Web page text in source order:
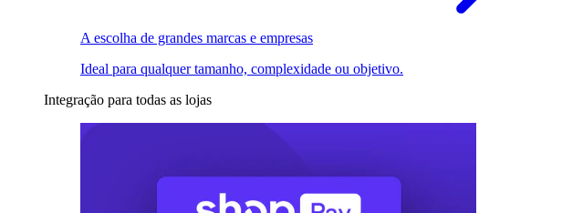
A escolha de grandes marcas e empresas
Ideal para qualquer tamanho, complexidade ou objetivo.
Integração para todas as lojas